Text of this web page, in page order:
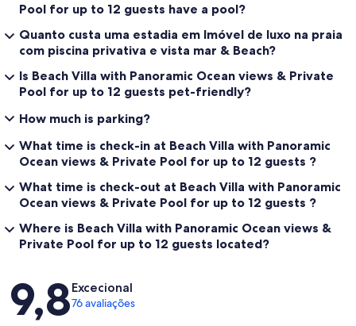
Pool for up to 12 guests have a pool?
Quanto custa uma estadia em Imóvel de luxo na praia
com piscina privativa e vista mar & Beach?
Is Beach Villa with Panoramic Ocean views & Private
Pool for up to 12 guests pet-friendly?
How much is parking?
What time is check-in at Beach Villa with Panoramic
Ocean views & Private Pool for up to 12 guests ?
What time is check-out at Beach Villa with Panoramic
Ocean views & Private Pool for up to 12 guests ?
Where is Beach Villa with Panoramic Ocean views &
Private Pool for up to 12 guests located?
Avaliações
9,8Excecional
76 avaliações